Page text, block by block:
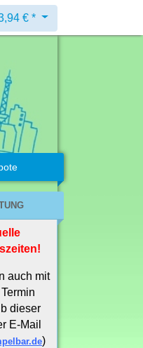
€ *
auch mit
dieser
E-Mail
)